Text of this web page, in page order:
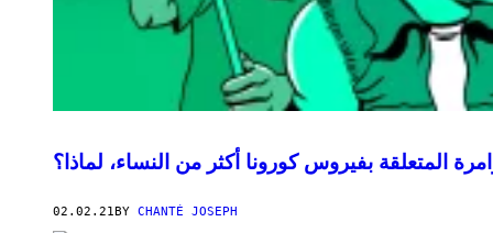
المتعلقة بفيروس كورونا أكثر من النساء، لماذا؟
02.02.21BY CHANTÉ JOSEPH